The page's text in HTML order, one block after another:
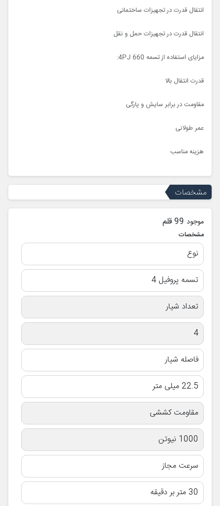
انتقال قدرت در تجهیزات ساختمانی
انتقال قدرت در تجهیزات حمل و نقل
مزایای استفاده از تسمه 4PJ 660:
قدرت انتقال بالا
مقاومت در برابر سایش و پارگی
عمر طولانی
هزینه مناسب
مشخصات
موجود 99 قلم
مشخصات
نوع
تسمه پروفیل 4
تعداد شیار
4
فاصله شیار
22.5 میلی متر
مقاومت کششی
1000 نیوتن
سرعت مجاز
30 متر بر دقیقه